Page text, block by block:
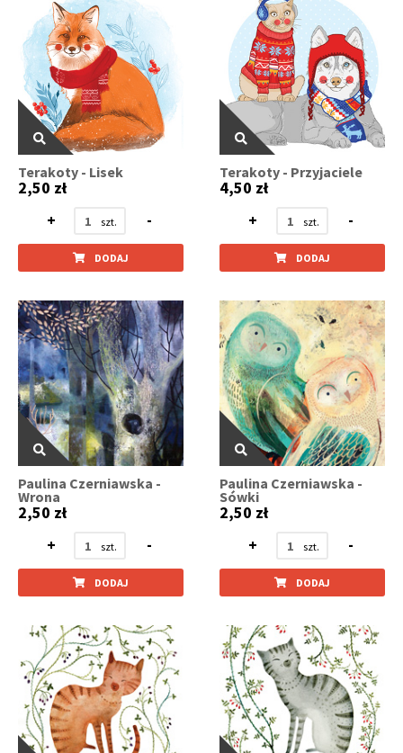
Terakoty - Lisek
2,50 zł
+
-
DODAJ
Terakoty - Przyjaciele
4,50 zł
+
-
DODAJ
Paulina Czerniawska -
Wrona
2,50 zł
+
-
DODAJ
Paulina Czerniawska -
Sówki
2,50 zł
+
-
DODAJ